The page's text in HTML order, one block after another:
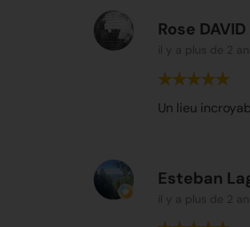
Rose DAVID
il y a plus de 2
Un lieu
Esteban
il y a plus de 2